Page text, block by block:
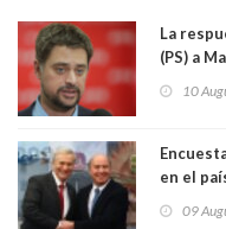
La
(PS) a
creían
10
en el
09